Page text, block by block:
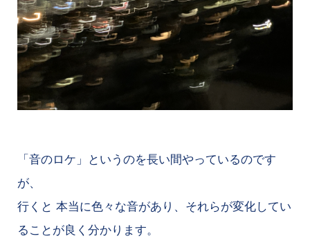
「音のロケ」というのを長い間やっているのです
が、
行くと 本当に色々な音があり、それらが変化してい
ることが良く分かります。